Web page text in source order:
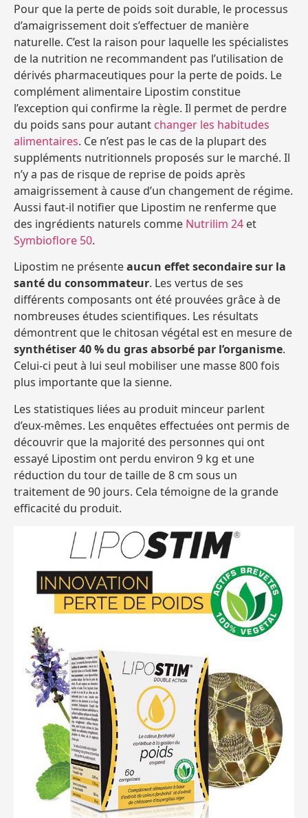
Pour que la perte de poids soit durable, le processus
d’amaigrissement doit s’effectuer de manière
naturelle. C’est la raison pour laquelle les spécialistes
de la nutrition ne recommandent pas l’utilisation de
dérivés pharmaceutiques pour la perte de poids. Le
complément alimentaire Lipostim constitue
l’exception qui confirme la règle. Il permet de perdre
du poids sans pour autant changer les habitudes
alimentaires. Ce n’est pas le cas de la plupart des
suppléments nutritionnels proposés sur le marché. Il
n’y a pas de risque de reprise de poids après
amaigrissement à cause d’un changement de régime.
Aussi faut-il notifier que Lipostim ne renferme que
des ingrédients naturels comme Nutrilim 24 et
Symbioflore 50.
Lipostim ne présenteaucun effet secondaire sur la
santé du consommateur. Les vertus de ses
différents composants ont été prouvées grâce à de
nombreuses études scientifiques. Les résultats
démontrent que le chitosan végétal est en mesure de
synthétiser 40 % du gras absorbé par l’organisme.
Celui-ci peut à lui seul mobiliser une masse 800 fois
plus importante que la sienne.
Les statistiques liées au produit minceur parlent
d’eux-mêmes. Les enquêtes effectuées ont permis de
découvrir que la majorité des personnes qui ont
essayé Lipostim ont perdu environ 9 kg et une
réduction du tour de taille de 8 cm sous un
traitement de 90 jours. Cela témoigne de la grande
efficacité du produit.